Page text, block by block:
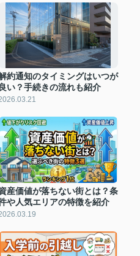
約通知のタイミングはいつが
良い？手続きの流れも紹介
産価値が落ちない街とは？条
や人気エリアの特徴を紹介